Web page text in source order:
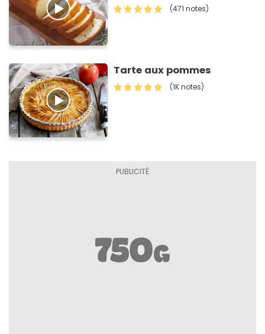
(471 notes)
Tarte aux pommes
(1K notes)